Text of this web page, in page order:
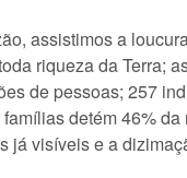
assistimos a
riqueza da Terra;
de pessoas; 257
detém 46%
visíveis e a